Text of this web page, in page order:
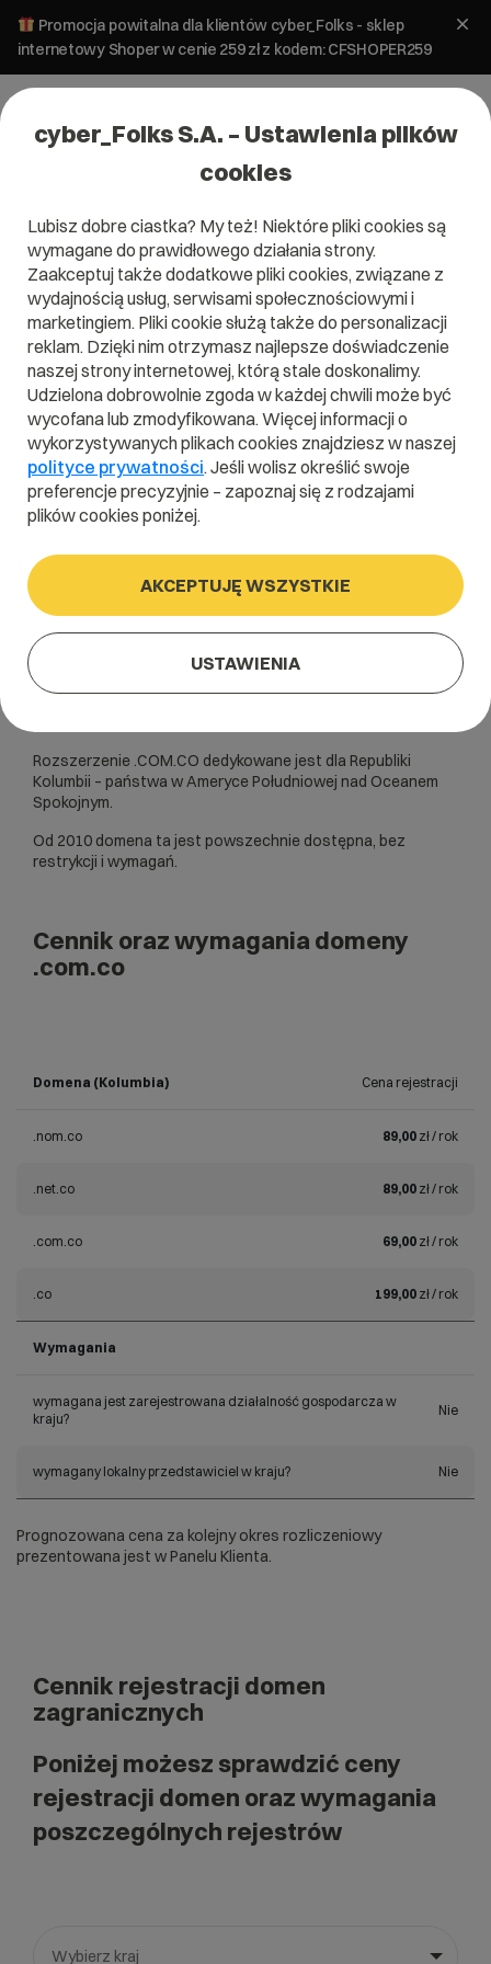
Promocja powitalna dla klientów cyber_Folks - sklep
internetowy Shoper w cenie 259 zł z kodem: CFSHOPER259
Domena .com.co
Zarejestruj adres www z domeną kolumbijską
.com.co
Szukaj
Rozszerzenie .COM.CO dedykowane jest dla Republiki
Kolumbii – państwa w Ameryce Południowej nad Oceanem
Spokojnym.
Od 2010 domena ta jest powszechnie dostępna, bez
restrykcji i wymagań.
Cennik oraz wymagania domeny
.com.co
Domena (Kolumbia) Cena rejestracji
.nom.co 89,00 zł / rok
.net.co 89,00 zł / rok
.com.co 69,00 zł / rok
.co 199,00 zł / rok
Wymagania
wymagana jest zarejestrowana działalność gospodarcza w
kraju?
Nie
wymagany lokalny przedstawiciel w kraju? Nie
Prognozowana cena za kolejny okres rozliczeniowy
prezentowana jest w Panelu Klienta.
Cennik rejestracji domen
zagranicznych
Poniżej możesz sprawdzić ceny
rejestracji domen oraz wymagania
poszczególnych rejestrów
Wybierz kraj
cyber_Folks S.A. – Ustawienia plików
cookies
Lubisz dobre ciastka? My też! Niektóre pliki cookies są
wymagane do prawidłowego działania strony.
Zaakceptuj także dodatkowe pliki cookies, związane z
wydajnością usług, serwisami społecznościowymi i
marketingiem. Pliki cookie służą także do personalizacji
reklam. Dzięki nim otrzymasz najlepsze doświadczenie
naszej strony internetowej, którą stale doskonalimy.
Udzielona dobrowolnie zgoda w każdej chwili może być
wycofana lub zmodyfikowana. Więcej informacji o
wykorzystywanych plikach cookies znajdziesz w naszej
polityce prywatności. Jeśli wolisz określić swoje
preferencje precyzyjnie – zapoznaj się z rodzajami
plików cookies poniżej.
AKCEPTUJĘ WSZYSTKIE
USTAWIENIA